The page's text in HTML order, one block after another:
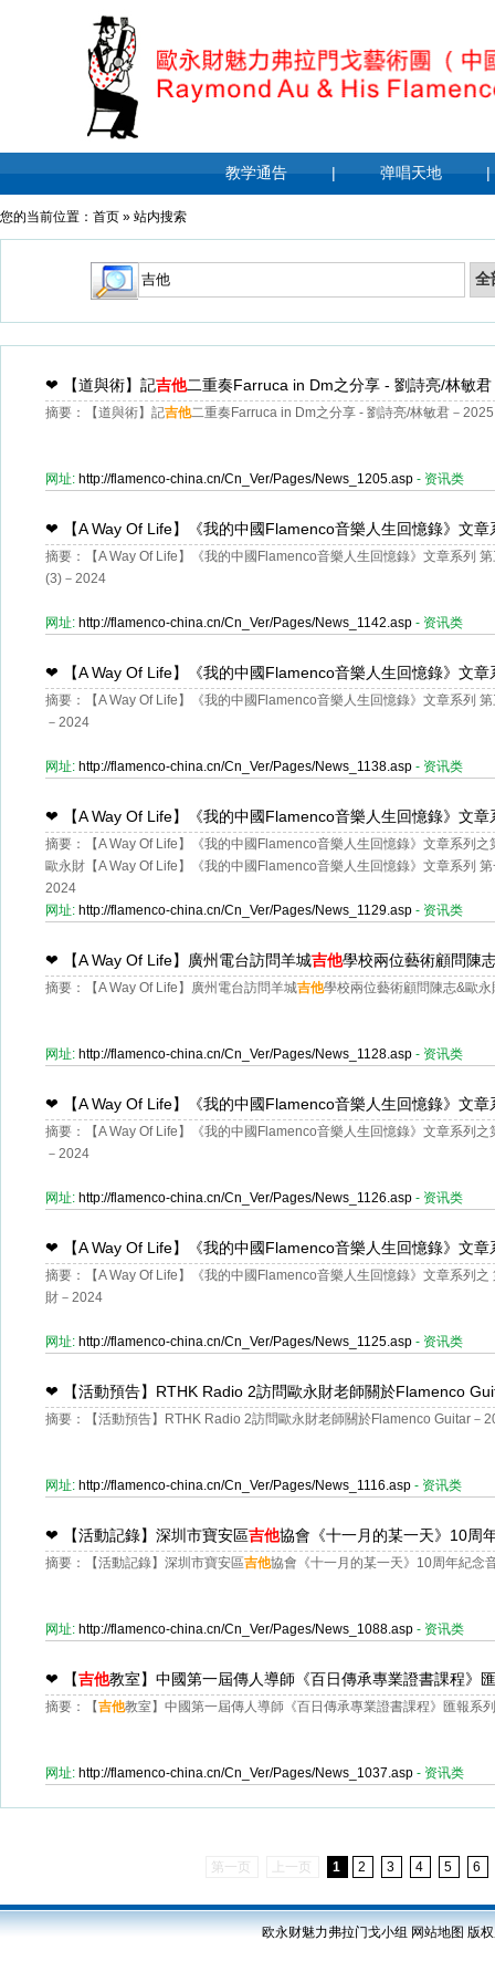
教学通告 | 弹唱天地 |
您的当前位置： 首页 » 站内搜索
❤ 【道與術】記吉他二重奏Farruca in Dm之分享 - 劉詩亮/林敏君
摘要：【道與術】記吉他二重奏Farruca in Dm之分享 - 劉詩亮/林敏君－2025
网址: http://flamenco-china.cn/Cn_Ver/Pages/News_1205.asp - 资讯类
❤ 【A Way Of Life】《我的中國Flamenco音樂人生回憶錄》文章
摘要：【A Way Of Life】《我的中國Flamenco音樂人生回憶錄》文章系列
(3)－2024
网址: http://flamenco-china.cn/Cn_Ver/Pages/News_1142.asp - 资讯类
❤
【A Way Of Life】《我的中國Flamenco音樂人生回憶錄》文
術夏令營】
摘要：【A Way Of Life】《我的中國Flamenco音樂人生回憶錄》文章系列
－2024
网址: http://flamenco-china.cn/Cn_Ver/Pages/News_1138.asp - 资讯类
❤
【A Way Of Life】《我的中國Flamenco音樂人生回憶錄》文
節】終結篇-歐永財【A Way Of Life】《我的中國Flamenco音樂
Flamenco文化交流活動-歐永財
摘要：【A Way Of Life】《我的中國Flamenco音樂人生回憶錄》文章系列
歐永財【A Way Of Life】《我的中國Flamenco音樂人生回憶錄》文章系列
2024
网址: http://flamenco-china.cn/Cn_Ver/Pages/News_1129.asp - 资讯类
❤ 【A Way Of Life】廣州電台訪問羊城吉他學校兩位藝術顧問陳
摘要：【A Way Of Life】廣州電台訪問羊城吉他學校兩位藝術顧問陳志&歐
网址: http://flamenco-china.cn/Cn_Ver/Pages/News_1128.asp - 资讯类
❤
【A Way Of Life】《我的中國Flamenco音樂人生回憶錄》文
節】- 歐永財
摘要：【A Way Of Life】《我的中國Flamenco音樂人生回憶錄》文章系列
－2024
网址: http://flamenco-china.cn/Cn_Ver/Pages/News_1126.asp - 资讯类
❤
【A Way Of Life】《我的中國Flamenco音樂人生回憶錄》文
節】- 歐永財
摘要：【A Way Of Life】《我的中國Flamenco音樂人生回憶錄》文章系列
財－2024
网址: http://flamenco-china.cn/Cn_Ver/Pages/News_1125.asp - 资讯类
❤ 【活動預告】RTHK Radio 2訪問歐永財老師關於Flamenco
摘要：【活動預告】RTHK Radio 2訪問歐永財老師關於Flamenco Guitar－
网址: http://flamenco-china.cn/Cn_Ver/Pages/News_1116.asp - 资讯类
❤ 【活動記錄】深圳市寶安區吉他協會《十一月的某一天》10周
摘要：【活動記錄】深圳市寶安區吉他協會《十一月的某一天》10周年紀念
网址: http://flamenco-china.cn/Cn_Ver/Pages/News_1088.asp - 资讯类
❤ 【吉他教室】中國第一屆傳人導師《百日傳承專業證書課程》
摘要：【吉他教室】中國第一屆傳人導師《百日傳承專業證書課程》匯報系
网址: http://flamenco-china.cn/Cn_Ver/Pages/News_1037.asp - 资讯类
第一页 上一页 1 2 3 4 5 6
欧永财魅力弗拉门戈小组 网站地图 版